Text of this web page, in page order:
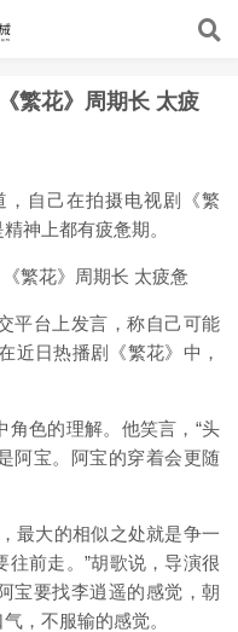
繁花》周期长 太疲
自己在拍摄电视剧《繁
神上都有疲惫期。
台上发言，称自己可能
近日热播剧《繁花》中，
色的理解。他笑言，“头
阿宝。阿宝的穿着会更随
大的相似之处就是争一
前走。”胡歌说，导演很
宝要找李逍遥的感觉，朝
，不服输的感觉。